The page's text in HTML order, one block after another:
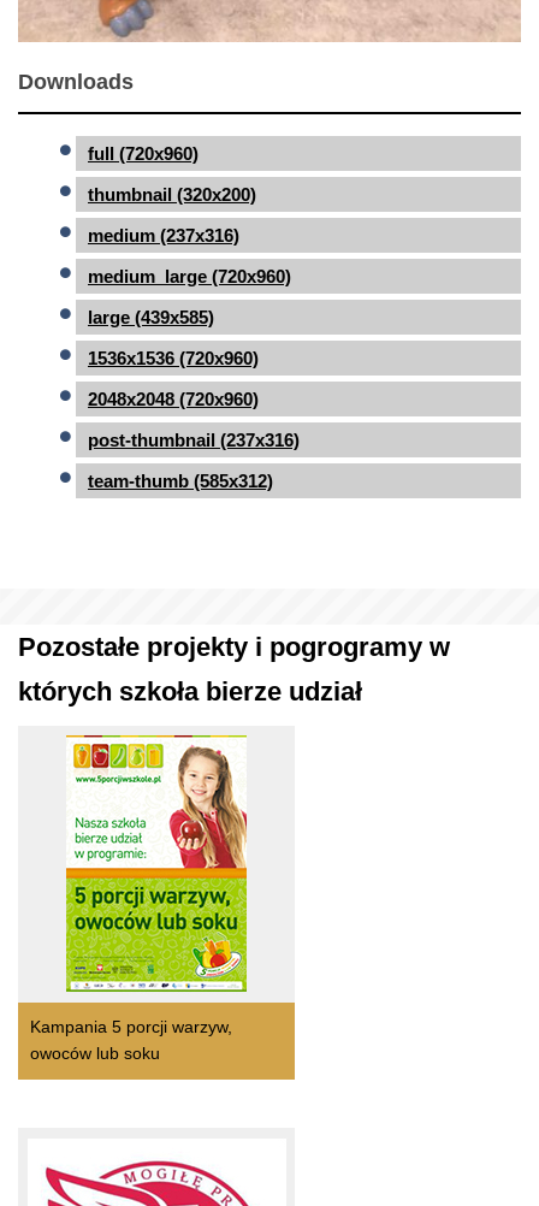
Downloads
full (720x960)
thumbnail (320x200)
medium (237x316)
medium_large (720x960)
large (439x585)
1536x1536 (720x960)
2048x2048 (720x960)
post-thumbnail (237x316)
team-thumb (585x312)
Pozostałe projekty i pogrogramy w
których szkoła bierze udział
Kampania 5 porcji warzyw,
owoców lub soku